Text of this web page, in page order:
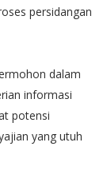
persidangan
dalam
informasi
potensi
yang utuh